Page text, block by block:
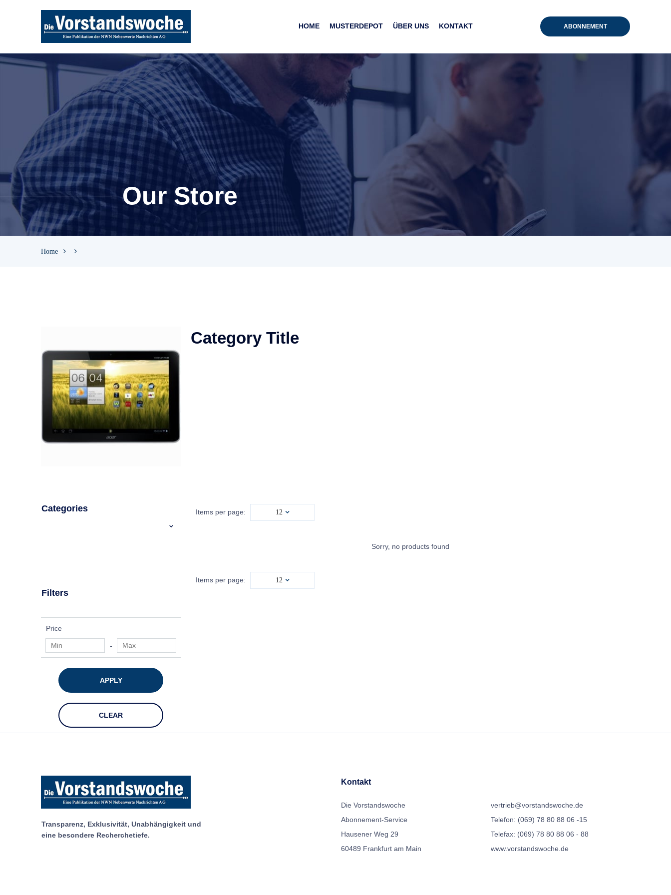
HOME MUSTERDEPOT ÜBER UNS KONTAKT ABONNEMENT
Our Store
Home
Category Title
Categories
Filters
Price
-
APPLY
CLEAR
Items per page: 12
Sorry, no products found
Items per page: 12
Transparenz, Exklusivität, Unabhängigkeit und
eine besondere Recherchetiefe.
Kontakt
Die Vorstandswoche
Abonnement-Service
Hausener Weg 29
60489 Frankfurt am Main
vertrieb@vorstandswoche.de
Telefon: (069) 78 80 88 06 -15
Telefax: (069) 78 80 88 06 - 88
www.vorstandswoche.de